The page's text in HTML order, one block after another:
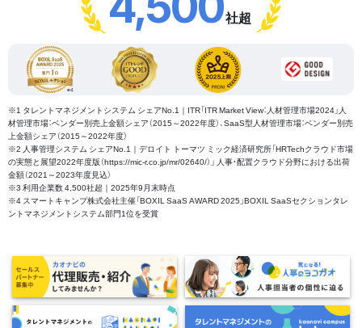
社超
※1 タレントマネジメントシステム シェアNo.1｜ITR「ITR Market View：人材管理市場2024」人
材管理市場：ベンダー別売上金額シェア（2015～2022年度）、SaaS型人材管理市場：ベンダー別売
上金額シェア（2015～2022年度）
※2 人事管理システム シェアNo.1｜デロイト トーマツ ミック経済研究所「HRTechクラウド市場
の実態と展望2022年度版（https://mic-r.co.jp/mr/02640/）」 人事・配置クラウド分野における出荷
金額（2021～2023年度見込）
※3 利用企業数 4,500社超｜2025年9月末時点
※4 スマートキャンプ株式会社主催「BOXIL SaaS AWARD 2025」BOXIL SaaSセクションタレ
ントマネジメントシステム部門1位を受賞